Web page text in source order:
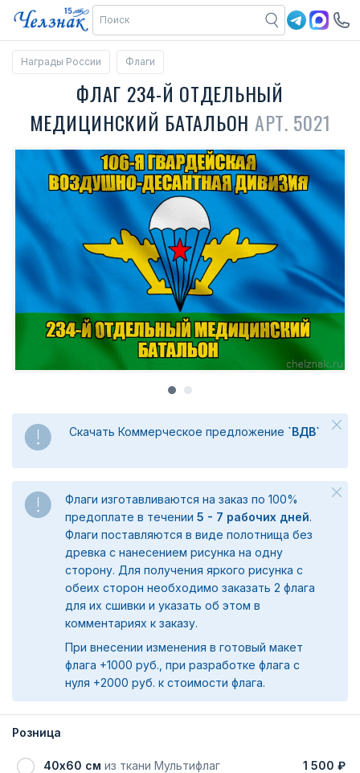
Награды России Флаги
ФЛАГ 234-Й ОТДЕЛЬНЫЙ
МЕДИЦИНСКИЙ БАТАЛЬОН АРТ. 5021
Скачать Коммерческое предложение `ВДВ`
Флаги изготавливаются на заказ по 100%
предоплате в течении 5 - 7 рабочих дней.
Флаги поставляются в виде полотнища без
древка с нанесением рисунка на одну
сторону. Для получения яркого рисунка с
обеих сторон необходимо заказать 2 флага
для их сшивки и указать об этом в
комментариях к заказу.
При внесении изменения в готовый макет
флага +1000 руб., при разработке флага с
нуля +2000 руб. к стоимости флага.
Розница
40х60 см из ткани Мультифлаг 1 500 ₽